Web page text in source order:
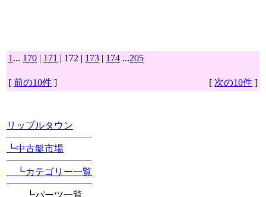
1 ... 170 | 171 | 172 | 173 | 174 ...205
[ 前の10件 ] [ 次の10件 ]
リップルタウン
┗中古艇市場
┗カテゴリー一覧
┗パーツ一覧